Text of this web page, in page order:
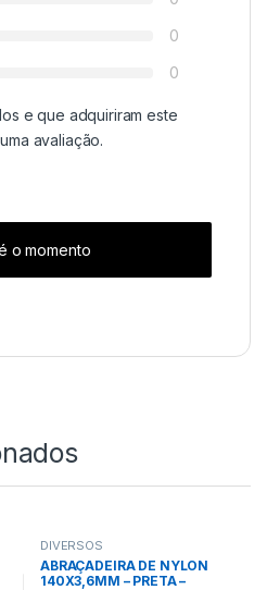
0
0
e que adquiriram este
avaliação.
o momento
DIVERSOS
ABRAÇADEIRA DE NYLON
140X3,6MM – PRETA –